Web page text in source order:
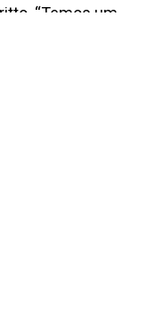
“Temos um